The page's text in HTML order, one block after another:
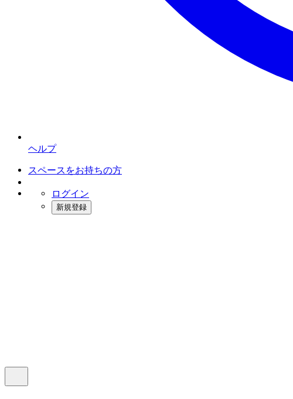
ヘルプ
スペースをお持ちの方
ログイン
新規登録